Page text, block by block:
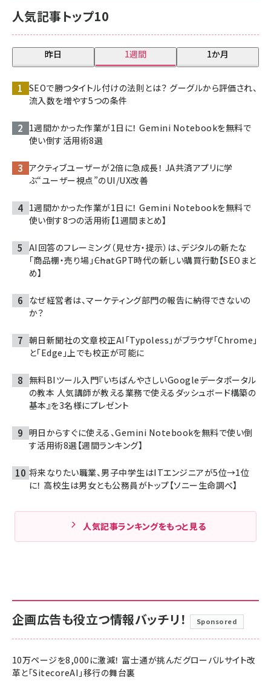
人気記事トップ10
昨日 1週間 1か月
SEOで勝つタイトル付けの法則とは？ グーグルから評価され、
流入数を増やす5つの条件
1週間かかった作業が1日に！ Gemini Notebookを無料で
使い倒す活用術8選
アクティブユーザーが2倍に急成長！ JA共済アプリに学
ぶ“ユーザー視点”のUI/UX改善
1週間かかった作業が1日に！ Gemini Notebookを無料で
使い倒す8つの活用術【1週間まとめ】
AI回答のフレーミング（見せ方・提示）は、デジタルの新たな
「商品棚・売り場」――ChatGPT時代の新しい購買行動【SEOまと
め】
なぜ経営者は、マーケティング部門の報告に納得できないの
か？
朝日新聞社の文章校正AI「Typoless」がブラウザ「Chrome」
と「Edge」上でも校正が可能に
無料BIツール入門『いちばんやさしいGoogleデータポータル
の教本 人気講師が教える業務で使えるダッシュボード構築の
基本』を3名様にプレゼント
明日からすぐに使える、Gemini Notebookを無料で使い倒
す活用術8選【週間ランキング】
将来なりたい職業、男子中学生はITエンジニアが5位→1位
に！ 高校生は男女とも公務員がトップ【ソニー生命調べ】
人気記事ランキングをもっと見る
企画広告も役立つ情報バッチリ！ Sponsored
10万ページを8,000に激減！ 富士通が挑んだグローバルサイト改
革と「SitecoreAI」移行の舞台裏